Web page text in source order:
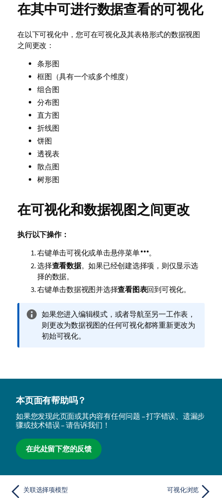
在其中可进行数据查看的可视化
在以下可视化中，您可在可视化及其表格形式的数据视图
之间更改：
条形图
框图（具有一个或多个维度）
组合图
分布图
直方图
折线图
饼图
透视表
散点图
树形图
在可视化和数据视图之间更改
执行以下操作：
右键单击可视化或单击悬停菜单
。
选择查看数据。如果已经创建选择项，则仅显示选
择的数据。
右键单击数据视图并选择查看图表回到可视化。
信
息
注
如果您进入编辑模式，或者导航至另一工作表，
则更改为数据视图的任何可视化都将重新更改为
初始可视化。
本页面有帮助吗？
如果您发现此页面或其内容有任何问题 – 打字错误、遗漏步
骤或技术错误 – 请告诉我们！
在此处留下您的反馈
关联选择项模型 可视化浏览